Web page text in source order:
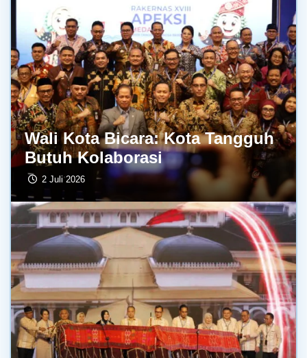
Wali Kota Bicara: Kota Tangguh
Butuh Kolaborasi
2 Juli 2026